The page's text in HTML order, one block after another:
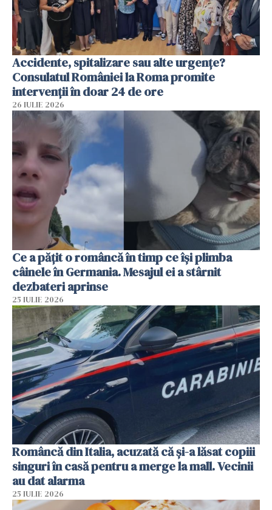
Accidente, spitalizare sau alte urgențe?
Consulatul României la Roma promite
intervenții în doar 24 de ore
26 IULIE 2026
Ce a pățit o româncă în timp ce își plimba
câinele în Germania. Mesajul ei a stârnit
dezbateri aprinse
25 IULIE 2026
Româncă din Italia, acuzată că și-a lăsat copiii
singuri în casă pentru a merge la mall. Vecinii
au dat alarma
25 IULIE 2026